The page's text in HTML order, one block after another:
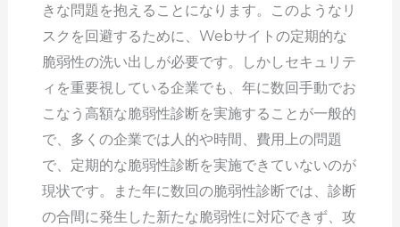
きな問題を抱えることになります。このようなリ
スクを回避するために、Webサイトの定期的な
脆弱性の洗い出しが必要です。しかしセキュリテ
ィを重要視している企業でも、年に数回手動でお
こなう高額な脆弱性診断を実施することが一般的
で、多くの企業では人的や時間、費用上の問題
で、定期的な脆弱性診断を実施できていないのが
現状です。また年に数回の脆弱性診断では、診断
の合間に発生した新たな脆弱性に対応できず、攻